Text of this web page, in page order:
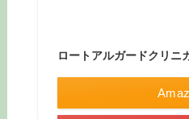
ロートアルガードクリニ